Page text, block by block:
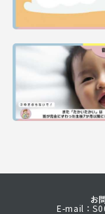
お
E-mail：